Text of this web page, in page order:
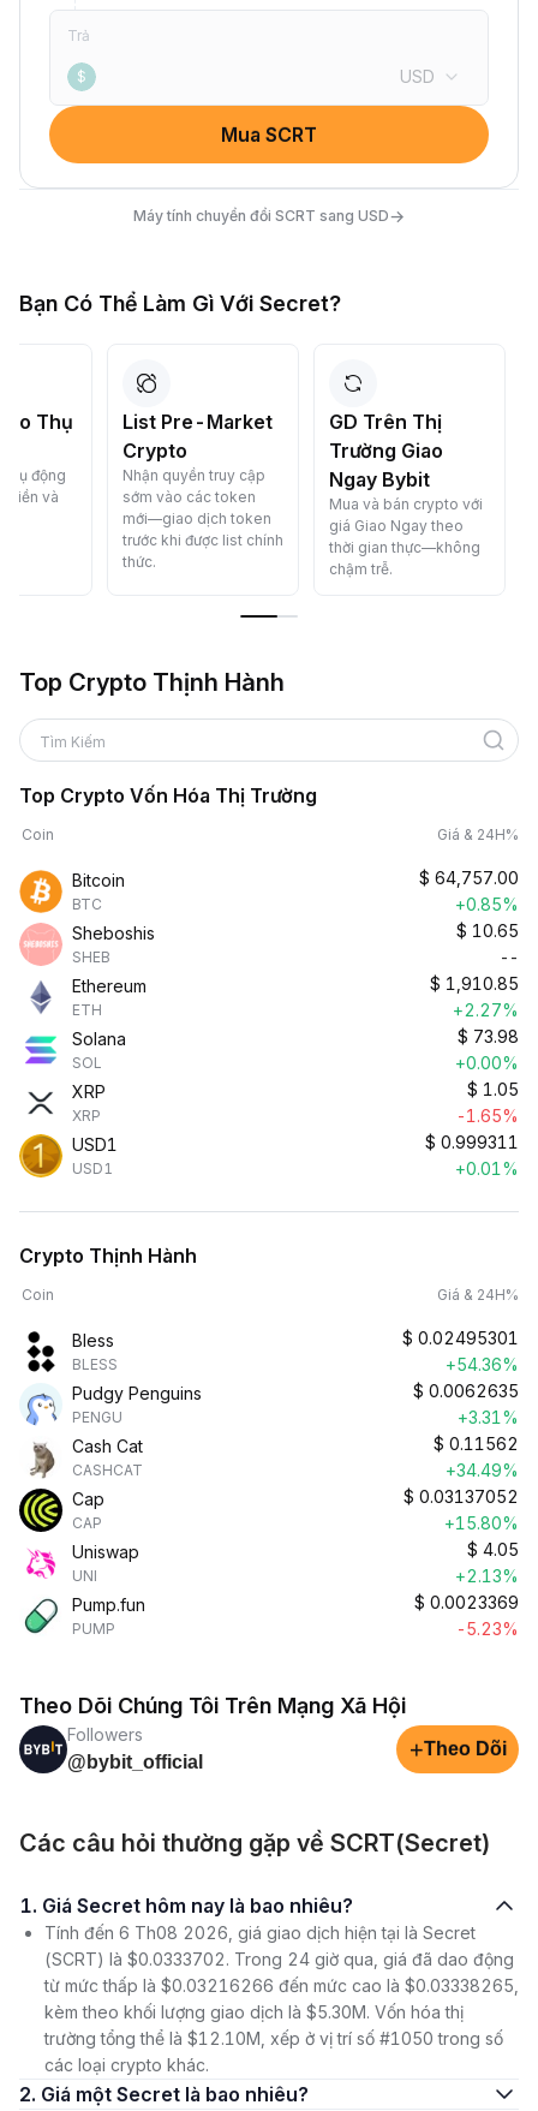
Trả
$ USD
Mua SCRT
Máy tính chuyển đổi SCRT sang USD→
Bạn Có Thể Làm Gì Với Secret?
List Pre-Market
Nhận quyền truy cập
sớm vào các token
mới—giao dịch token
trước khi được list chính
GD Trên Thị
Trường Giao
Ngay Bybit
Mua và bán crypto với
giá Giao Ngay theo
thời gian thực—không
miễn
chóng, an
dàng.
Top Crypto Thịnh Hành
Tìm Kiếm
Top Crypto Vốn Hóa Thị Trường
Coin Giá & 24H%
Bitcoin
BTC
$ 64,757.00
+0.85%
Sheboshis
SHEB
$ 10.65
--
Ethereum
ETH
$ 1,910.85
+2.27%
Solana
SOL
$ 73.98
+0.00%
XRP
XRP
$ 1.05
-1.65%
USD1
USD1
$ 0.999311
+0.01%
Crypto Thịnh Hành
Coin Giá & 24H%
Bless
BLESS
$ 0.02495301
+54.36%
Pudgy Penguins
PENGU
$ 0.0062635
+3.31%
Cash Cat
CASHCAT
$ 0.11562
+34.49%
Cap
CAP
$ 0.03137052
+15.80%
Uniswap
UNI
$ 4.05
+2.13%
Pump.fun
PUMP
$ 0.0023369
-5.23%
Theo Dõi Chúng Tôi Trên Mạng Xã Hội
Followers
@bybit_official
+Theo Dõi
Các câu hỏi thường gặp về SCRT(Secret)
1. Giá Secret hôm nay là bao nhiêu?
Tính đến 6 Th08 2026, giá giao dịch hiện tại là Secret
(SCRT) là $0.0333702. Trong 24 giờ qua, giá đã dao động
từ mức thấp là $0.03216266 đến mức cao là $0.03338265,
kèm theo khối lượng giao dịch là $5.30M. Vốn hóa thị
trường tổng thể là $12.10M, xếp ở vị trí số #1050 trong số
các loại crypto khác.
2. Giá một Secret là bao nhiêu?